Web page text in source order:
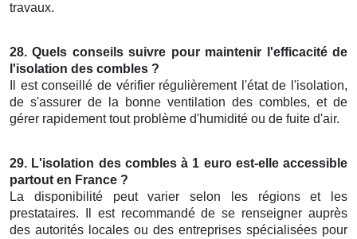
travaux.
28. Quels conseils suivre pour maintenir l'efficacité de
l'isolation des combles ?
Il est conseillé de vérifier régulièrement l'état de l'isolation,
de s'assurer de la bonne ventilation des combles, et de
gérer rapidement tout problème d'humidité ou de fuite d'air.
29. L'isolation des combles à 1 euro est-elle accessible
partout en France ?
La disponibilité peut varier selon les régions et les
prestataires. Il est recommandé de se renseigner auprès
des autorités locales ou des entreprises spécialisées pour